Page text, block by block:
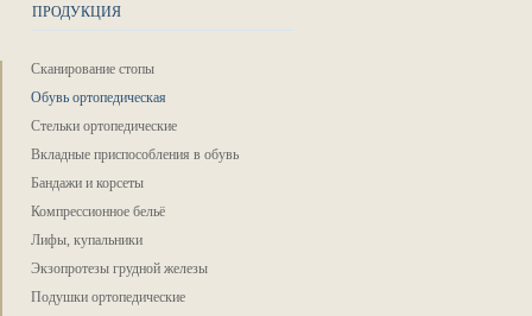
ПРОДУКЦИЯ
Сканирование стопы
Обувь ортопедическая
Стельки ортопедические
Вкладные приспособления в обувь
Бандажи и корсеты
Компрессионное бельё
Лифы, купальники
Экзопротезы грудной железы
Подушки ортопедические